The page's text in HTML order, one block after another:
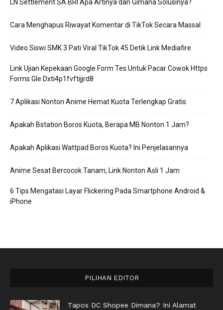
LN Settlement SA BRI Apa Artinya dan Gimana Solusinya?
Cara Menghapus Riwayat Komentar di TikTok Secara Massal
Video Siswi SMK 3 Pati Viral TikTok 45 Detik Link Mediafire
Link Ujian Kepekaan Google Form Tes Untuk Pacar Cowok Https
Forms Gle Dxti4p1fvftijjrd8
7 Aplikasi Nonton Anime Hemat Kuota Terlengkap Gratis
Apakah Bstation Boros Kuota, Berapa MB Nonton 1 Jam?
Apakah Aplikasi Wattpad Boros Kuota? Ini Penjelasannya
Anime Sesat Bercocok Tanam, Link Nonton Asli 1 Jam
6 Tips Mengatasi Layar Flickering Pada Smartphone Android &
iPhone
PILIHAN EDITOR
Tapos DC Shopee Dimana? Ini Alamat